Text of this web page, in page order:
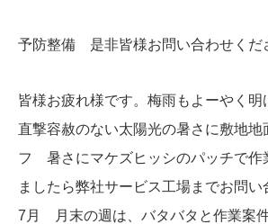
予防整備 是非皆様お問い合わせくだ
皆様お疲れ様です。梅雨もよーやく
直撃容赦のない太陽光の暑さに敷地
フ 暑さにマケズヒッシのパッチで
ましたら弊社サービス工場までお問
7月 月末の週は、バタバタと作業案